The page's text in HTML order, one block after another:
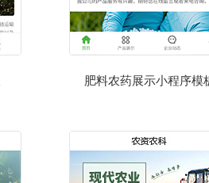
肥料农药展示小程序模